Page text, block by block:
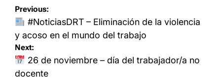
Navegación
de
entradas
Previous:
#NoticiasDRT – Eliminación de la violencia
y acoso en el mundo del trabajo
Next:
26 de noviembre – día del trabajador/a no
docente